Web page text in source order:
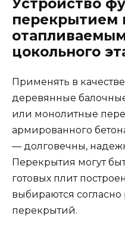
Устройство
перекрытием
цокольного
Применять в
деревянные
или монолитные
армированного
— долговечны,
Перекрытия могут
готовых плит
выбираются
перекрытий.